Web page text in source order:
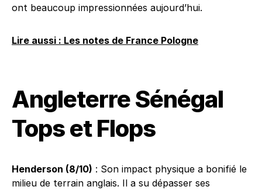
ont beaucoup impressionnées aujourd’hui.
Lire aussi : Les notes de France Pologne
Angleterre Sénégal
Tops et Flops
Henderson (8/10) : Son impact physique a bonifié le
milieu de terrain anglais. Il a su dépasser ses